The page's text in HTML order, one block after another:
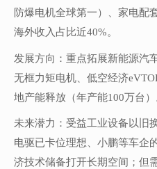
防爆电机全球第一）、家电配
海外收入占比近40%。
发展方向：重点拓展新能源汽
无框力矩电机、低空经济
地产能释放（年产能100万台）
未来潜力：受益工业设备以旧
电驱已卡位理想、小鹏等车企
济技术储备打开长期空间；但